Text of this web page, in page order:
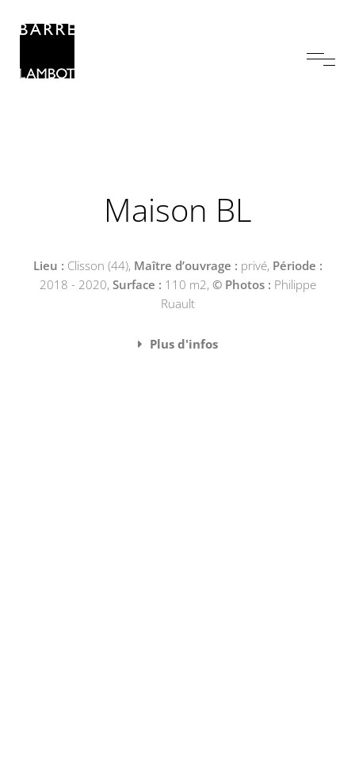
Maison BL
Lieu : Clisson (44), Maître d’ouvrage : privé, Période :
2018 - 2020, Surface : 110 m2, © Photos : Philippe
Ruault
Plus d'infos